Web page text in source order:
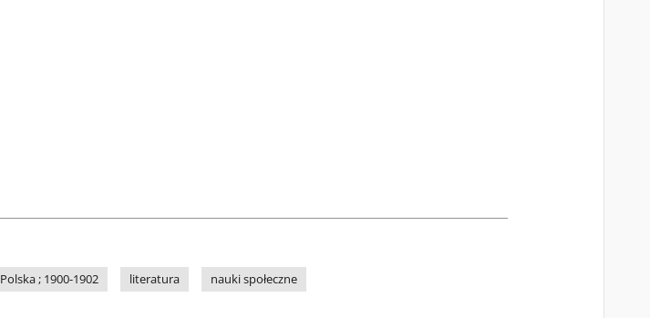
Polska ; 1900-1902 literatura nauki społeczne